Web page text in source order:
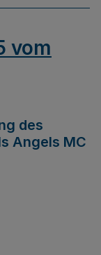
vom
des
Angels MC